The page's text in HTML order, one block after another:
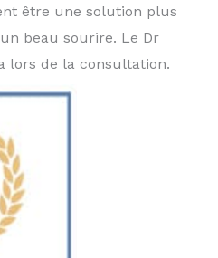
être une solution plus
beau sourire. Le Dr
lors de la consultation.